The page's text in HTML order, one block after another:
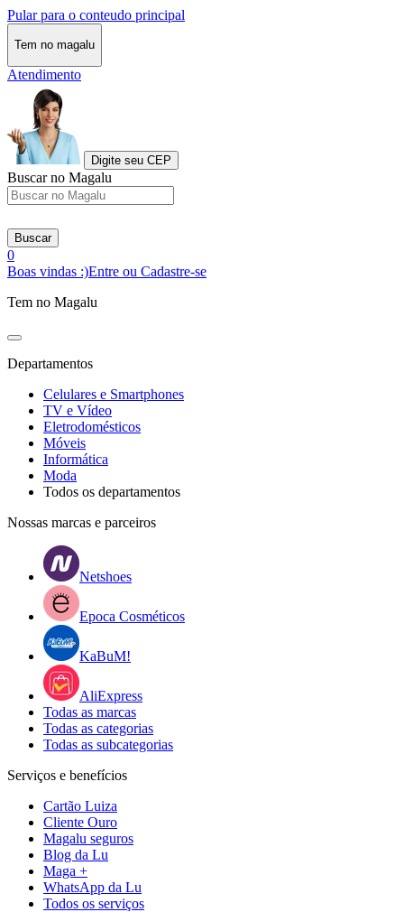
Pular para o conteudo principal
Tem no magalu
Atendimento
Digite seu CEP
Buscar no Magalu
Buscar
0
Boas vindas :)Entre ou Cadastre-se
Tem no Magalu
Departamentos
Celulares e Smartphones
TV e Vídeo
Eletrodomésticos
Móveis
Informática
Moda
Todos os departamentos
Nossas marcas e parceiros
Netshoes
Epoca Cosméticos
KaBuM!
AliExpress
Todas as marcas
Todas as categorias
Todas as subcategorias
Serviços e benefícios
Cartão Luiza
Cliente Ouro
Magalu seguros
Blog da Lu
Maga +
WhatsApp da Lu
Todos os serviços